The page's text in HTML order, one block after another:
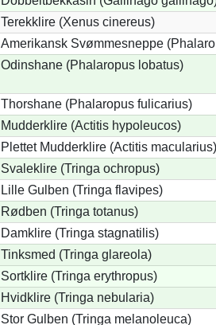
Terekklire (Xenus cinereus)
Amerikansk Svømmesneppe
Odinshane (Phalaropus lobatus)
Thorshane (Phalaropus fulicarius)
Mudderklire (Actitis hypoleucos)
Plettet Mudderklire (Actitis macularius)
Svaleklire (Tringa ochropus)
Lille Gulben (Tringa flavipes)
Rødben (Tringa totanus)
Damklire (Tringa stagnatilis)
Tinksmed (Tringa glareola)
Sortklire (Tringa erythropus)
Hvidklire (Tringa nebularia)
Stor Gulben (Tringa melanoleuca)